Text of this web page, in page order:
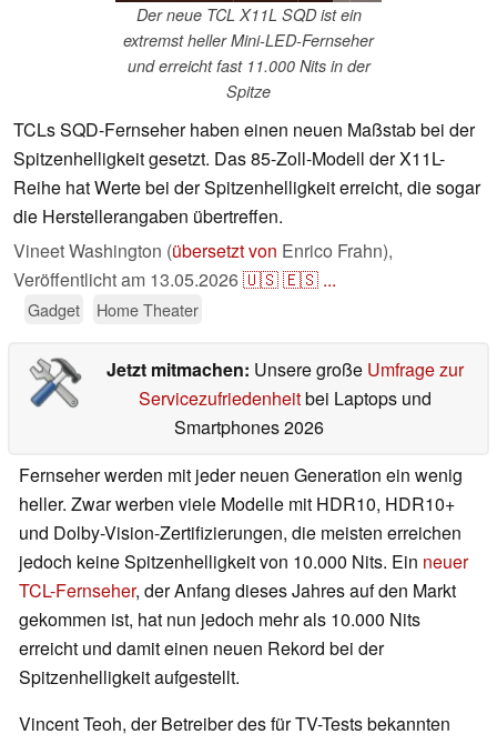
Der neue TCL X11L SQD ist ein
extremst heller Mini-LED-Fernseher
und erreicht fast 11.000 Nits in der
Spitze
TCLs SQD-Fernseher haben einen neuen Maßstab bei der
Spitzenhelligkeit gesetzt. Das 85-Zoll-Modell der X11L-
Reihe hat Werte bei der Spitzenhelligkeit erreicht, die sogar
die Herstellerangaben übertreffen.
Vineet Washington (übersetzt von Enrico Frahn),
Veröffentlicht am 13.05.2026🇺🇸🇪🇸 ...
Gadget Home Theater
Jetzt mitmachen: Unsere große Umfrage zur
Servicezufriedenheitbei Laptops und
Smartphones 2026
Fernseher werden mit jeder neuen Generation ein wenig
heller. Zwar werben viele Modelle mit HDR10, HDR10+
und Dolby-Vision-Zertifizierungen, die meisten erreichen
jedoch keine Spitzenhelligkeit von 10.000 Nits. Ein neuer
TCL-Fernseher, der Anfang dieses Jahres auf den Markt
gekommen ist, hat nun jedoch mehr als 10.000 Nits
erreicht und damit einen neuen Rekord bei der
Spitzenhelligkeit aufgestellt.
Vincent Teoh, der Betreiber des für TV-Tests bekannten